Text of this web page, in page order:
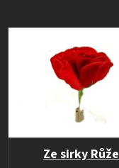
Ze sirky Růže